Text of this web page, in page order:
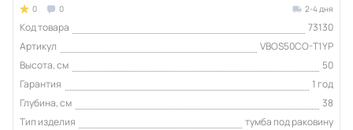
0 0 2-4 дня
Код товара
73130
Артикул
VBOS50CO-T1YP
Высота, см
50
Гарантия
1 год
Глубина, см
38
Тип изделия
тумба под раковину